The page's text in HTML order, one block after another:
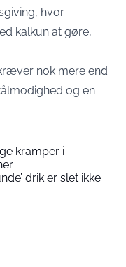
hvor
kalkun at gøre,
nok mere end
og en
kramper i
drik er slet ikke